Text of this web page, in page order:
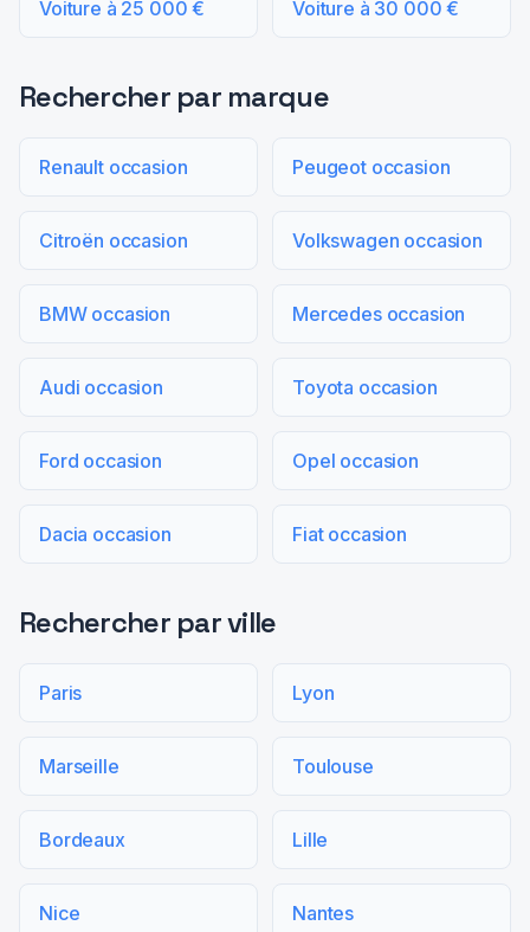
Voiture à 25 000 € Voiture à 30 000 €
Rechercher par marque
Renault occasion Peugeot occasion
Citroën occasion Volkswagen occasion
BMW occasion Mercedes occasion
Audi occasion Toyota occasion
Ford occasion Opel occasion
Dacia occasion Fiat occasion
Rechercher par ville
Paris Lyon
Marseille Toulouse
Bordeaux Lille
Nice Nantes